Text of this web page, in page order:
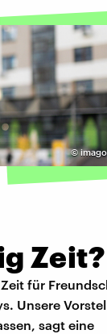
©
Zeit?
für
Unsere
sagt eine